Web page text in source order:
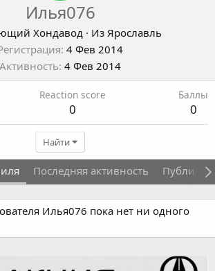
Илья076
Хондавод · Из Ярославль
4 Фев 2014
Активность 4 Фев 2014
Reaction score
0
Баллы
0
Найти
Последняя активность
Илья076 пока нет ни одного